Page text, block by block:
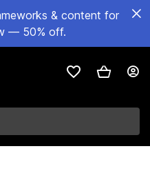
& content for
— 50% off.